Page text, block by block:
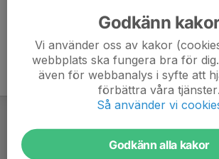
Godkänn
Vi använder oss av kakor
webbplats ska fungera bra för
även för webbanalys i syfte att
förbättra våra tjänster.
Så använder vi
Godkänn alla kakor